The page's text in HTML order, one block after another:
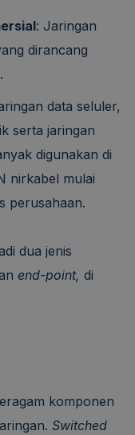
: Jaringan
dirancang
data seluler,
serta jaringan
digunakan di
nirkabel mulai
perusahaan.
dua jenis
end-point, di
komponen
Switched